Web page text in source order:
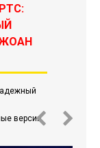
версии.